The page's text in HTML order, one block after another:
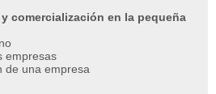
comercialización en la pequeña
empresas
de una empresa